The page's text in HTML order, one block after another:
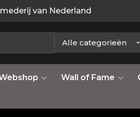
van Nederland
Alle categorieën
Wall of Fame